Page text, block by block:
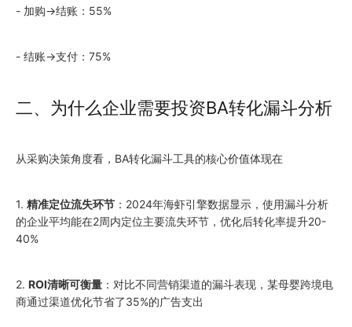
- 加购→结账：55%
- 结账→支付：75%
二、为什么企业需要投资BA转化漏斗分析
从采购决策角度看，BA转化漏斗工具的核心价值体现在
1. 精准定位流失环节 ：2024年海虾引擎数据显示，使用漏斗分析
的企业平均能在2周内定位主要流失环节，优化后转化率提升20-
40%
2. ROI清晰可衡量 ：对比不同营销渠道的漏斗表现，某母婴跨境电
商通过渠道优化节省了35%的广告支出